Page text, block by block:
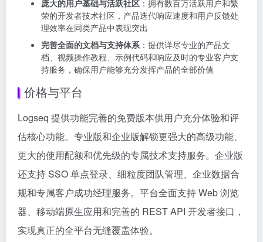
庞大的用户基础与活跃社区 ：拥有数百万活跃用户和繁
荣的开发者技术社区，产品迭代响应速度和用户反馈处
理效率在同类产品中表现突出
完善全面的文档与支持体系 ：提供详尽专业的产品文
档、视频操作教程、示例代码和响应及时的专业客户支
持服务，确保用户能够充分发挥产品的全部价值
价格与平台
Logseq 提供功能完善的免费版本供用户充分体验和评
估核心功能。专业版和企业版解锁更强大的高级功能、
更大的使用配额和优先级的专属技术支持服务。企业版
还支持 SSO 单点登录、细粒度团队管理、企业数据合
规和专属客户成功经理服务。平台全面支持 Web 浏览
器、移动端原生应用和完善的 REST API 开发者接口，
实现真正的全平台无缝覆盖体验。